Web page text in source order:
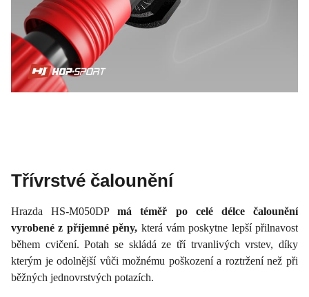
Třívrstvé čalounění
Hrazda HS-M050DPmá téměř po celé délce čalounění
vyrobené z příjemné pěny, která vám poskytne lepší přilnavost
během cvičení. Potah se skládá ze tří trvanlivých vrstev, díky
kterým je odolnější vůči možnému poškození a roztržení než při
běžných jednovrstvých potazích.